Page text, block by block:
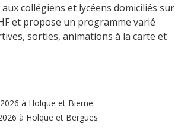
aux collégiens et lycéens domiciliés sur
et propose un programme varié
sorties, animations à la carte et
à Holque et Bierne
à Holque et Bergues